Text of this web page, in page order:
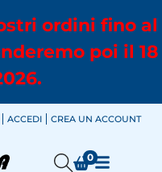
ordini fino al
poi il 18
ACCEDI CREA UN ACCOUNT
0